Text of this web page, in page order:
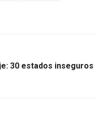
30 estados inseguros